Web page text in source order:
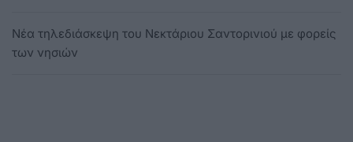
Νέα τηλεδιάσκεψη του Νεκτάριου Σαντορινιού με φορείς
των νησιών